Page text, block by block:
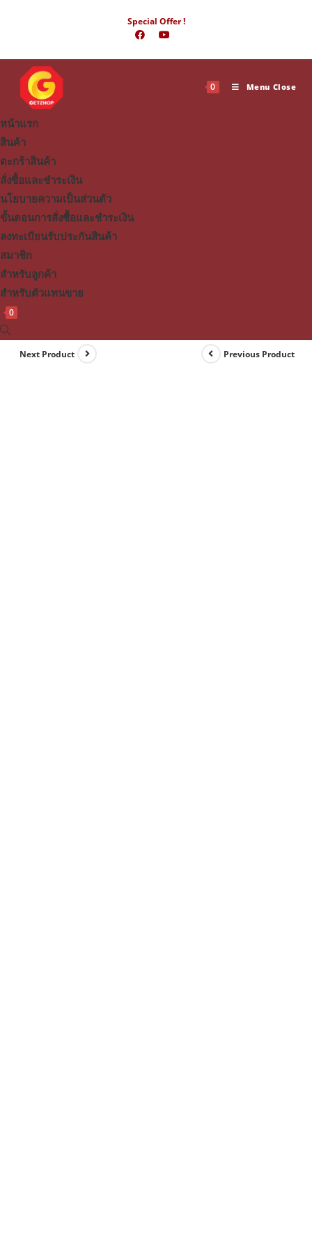
Special Offer !
0 Menu Close
หน้าแรก
สินค้า
ตะกร้าสินค้า
สั่งซื้อและชำระเงิน
นโยบายความเป็นส่วนตัว
ขั้นตอนการสั่งซื้อและชำระเงิน
ลงทะเบียนรับประกันสินค้า
สมาชิก
สำหรับลูกค้า
สำหรับตัวแทนขาย
0
Toggle
website
Previous Product
Next Product